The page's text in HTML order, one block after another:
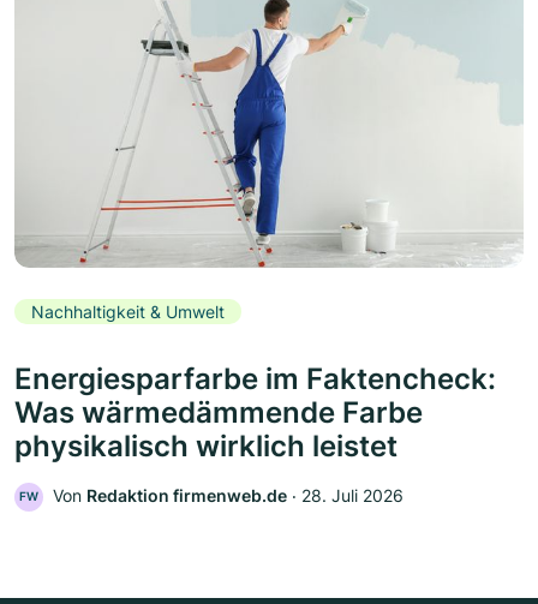
Nachhaltigkeit & Umwelt
Energiesparfarbe im Faktencheck:
Was wärmedämmende Farbe
physikalisch wirklich leistet
FW Von Redaktion firmenweb.de ‧ 28. Juli 2026